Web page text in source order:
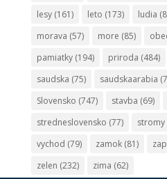
lesy(161) leto (173) ludia
morava (57) more (85)
pamiatky(194) priroda (484)
saudska (75) saudskaarabia
Slovensko (747) stavba (69)
stredneslovensko (77) stromy
vychod (79) zamok(81)
zelen (232) zima (62)